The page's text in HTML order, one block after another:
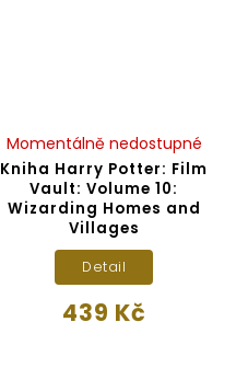
Kniha Harry Potter: Film
Vault: Volume 10:
Wizarding Homes and
Villages
Momentálně nedostupné
439 Kč
Detail